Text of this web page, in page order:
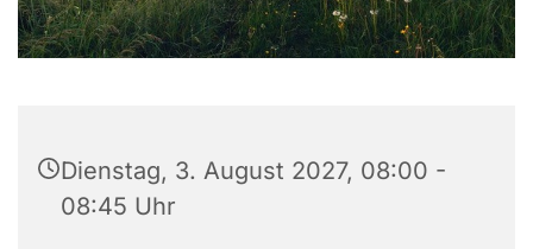
Dienstag, 3. August 2027, 08:00 -
08:45 Uhr